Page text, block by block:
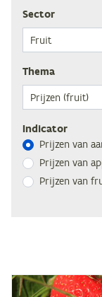
Sec­tor
The­ma
Indicator
Prij­zen van
Prij­zen van
Prij­zen van